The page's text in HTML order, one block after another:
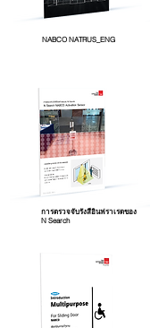
NABCO NATRUS_ENG
การตรวจจับรังสีอินฟราเรดของ
N Search